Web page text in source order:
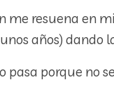
me resuena en
años) dando
pasa porque no